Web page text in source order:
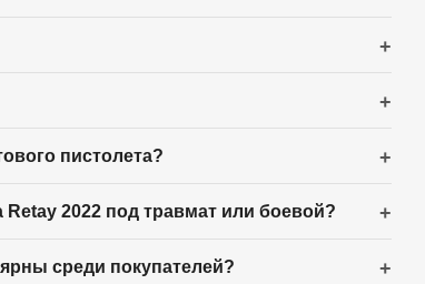
пистолета?
2022 под травмат или боевой?
среди покупателей?